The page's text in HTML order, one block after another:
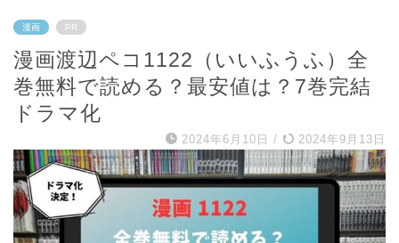
漫画 PR
漫画渡辺ペコ1122（いいふうふ）全
巻無料で読める？最安値は？7巻完結
ドラマ化
2024年6月10日 / 2024年9月13日